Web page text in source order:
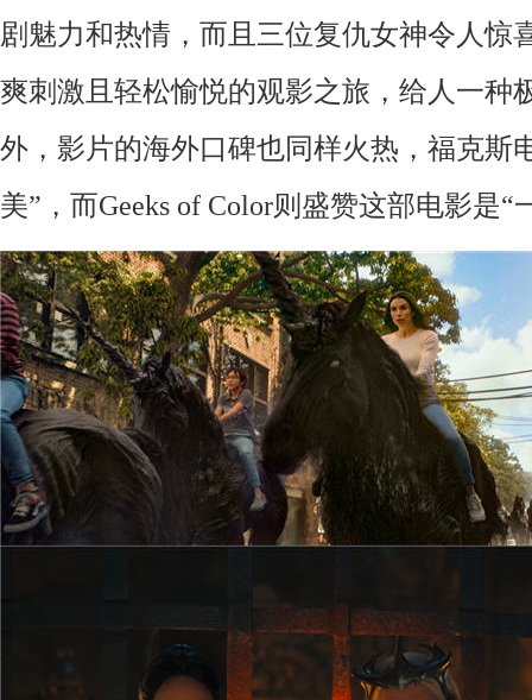
剧魅力和热情，而且三位复仇女神令人惊
爽刺激且轻松愉悦的观影之旅，给人一种
外，影片的海外口碑也同样火热，福克斯
美”，而Geeks of Color则盛赞这部电影是